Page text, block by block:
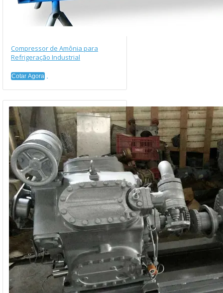
Compressor de Amônia para
Refrigeração Industrial
Cotar Agora